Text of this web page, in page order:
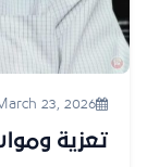
23, 2026
تعزية ومواساة فقيد آل